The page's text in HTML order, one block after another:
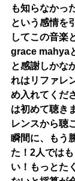
も知らなかっ
という感情を
してこの音楽
grace mahya
と感謝しかな
れはリファレ
め入れてくだ
は初めて聴き
レンスから聴
瞬間に、もう
た！2人では
い！もっとた